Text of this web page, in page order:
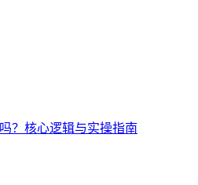
？核心逻辑与实操指南